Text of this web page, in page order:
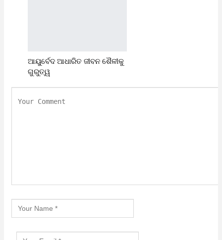
ଆୟୁର୍ବେଦ ଆଧାରିତ ଜୀବନ ଶୈଳୀକୁ
ଗୁରୁତ୍ୱ